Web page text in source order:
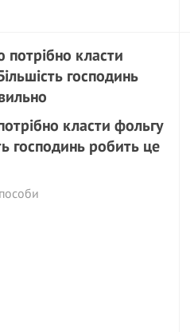
класти фольгу
господинь робить це